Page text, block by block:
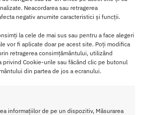
Neacordarea sau retragerea
negativ anumite caracteristici și funcții.
la cele de mai sus sau pentru a face alegeri
vor fi aplicate doar pe acest site. Poți modifica
retragerea consimțământului, utilizând
privind Cookie-urile sau făcând clic pe butonul
din partea de jos a ecranului.
informațiilor de pe un dispozitiv, Măsurarea
de peste 250 lei
zile
fi returnate in 14 zile conform termenilor.